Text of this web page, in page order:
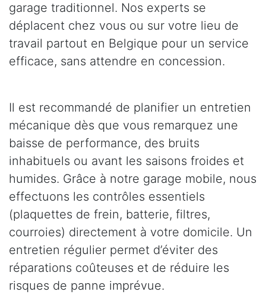
garage traditionnel. Nos experts se
déplacent chez vous ou sur votre lieu de
travail partout en Belgique pour un service
efficace, sans attendre en concession.
Il est recommandé de planifier un entretien
mécanique dès que vous remarquez une
baisse de performance, des bruits
inhabituels ou avant les saisons froides et
humides. Grâce à notre garage mobile, nous
effectuons les contrôles essentiels
(plaquettes de frein, batterie, filtres,
courroies) directement à votre domicile. Un
entretien régulier permet d’éviter des
réparations coûteuses et de réduire les
risques de panne imprévue.